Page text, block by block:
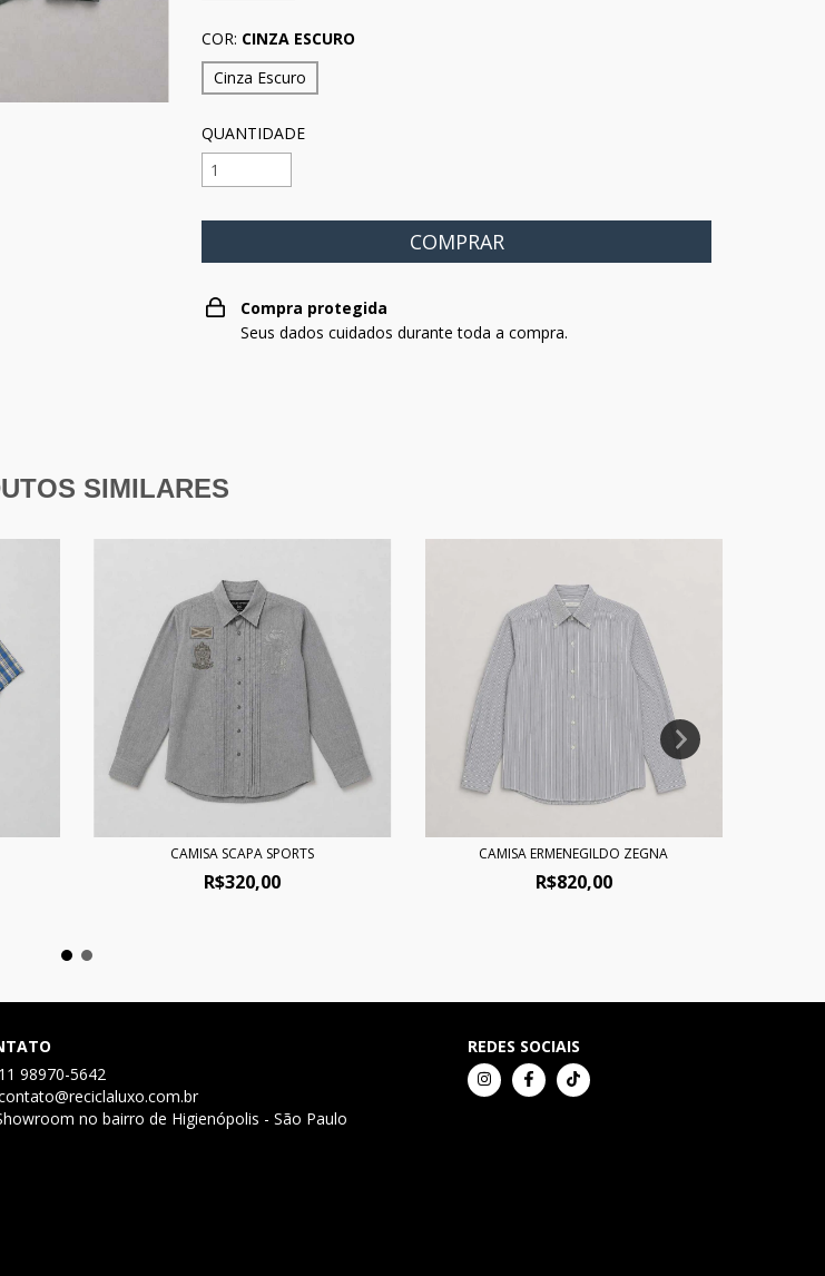
COR: CINZA ESCURO
Cinza Escuro
QUANTIDADE
Compra protegida
Seus dados cuidados durante toda a compra.
SIMILARES
CAMISA SCAPA SPORTS
R$320,00
CAMISA ERMENEGILDO ZEGNA
R$820,00
11 98970-5642
no bairro de Higienópolis - São Paulo
REDES SOCIAIS